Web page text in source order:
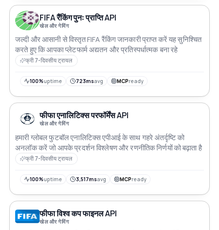
FIFA रैंकिंग पुनः प्राप्ति API
खेल और गेमिंग
जल्दी और आसानी से विस्तृत FIFA रैंकिंग जानकारी प्राप्त करें यह सुनिश्चित
करते हुए कि आपका प्लेटफार्म अद्यतन और प्रतिस्पर्धात्मक बना रहे
फ्री 7-दिवसीय ट्रायल
100%uptime 723msavg MCPready
फीफा एनालिटिक्स परफॉर्मेंस API
खेल और गेमिंग
हमारी ग्लोबल फुटबॉल एनालिटिक्स एपीआई के साथ गहरे अंतर्दृष्टि को
अनलॉक करें जो आपके प्रदर्शन विश्लेषण और रणनीतिक निर्णयों को बढ़ाता है
फ्री 7-दिवसीय ट्रायल
100%uptime 3,517msavg MCPready
फीफा विश्व कप फाइनल API
खेल और गेमिंग